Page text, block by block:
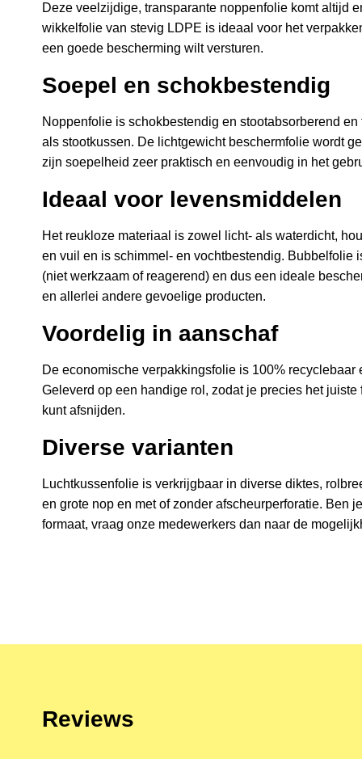
Deze veelzijdige, transparante noppenfolie komt altijd
wikkelfolie van stevig LDPE is ideaal voor het
een goede bescherming wilt versturen.
Soepel en schokbestendig
Noppenfolie is schokbestendig en stootabsorberend
als stootkussen. De lichtgewicht beschermfolie wordt
zijn soepelheid zeer praktisch en eenvoudig in het
Ideaal voor levensmiddelen
Het reukloze materiaal is zowel licht- als waterdicht,
en vuil en is schimmel- en vochtbestendig. Bubbelfolie
(niet werkzaam of reagerend) en dus een ideale
en allerlei andere gevoelige producten.
Voordelig in aanschaf
De economische verpakkingsfolie is 100% recyclebaar
Geleverd op een handige rol, zodat je precies het
kunt afsnijden.
Diverse varianten
Luchtkussenfolie is verkrijgbaar in diverse diktes,
en grote nop en met of zonder afscheurperforatie. Ben
formaat, vraag onze medewerkers dan naar de
Reviews